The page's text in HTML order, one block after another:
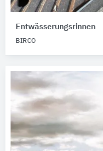
Entwässerungsrinnen
BIRCO